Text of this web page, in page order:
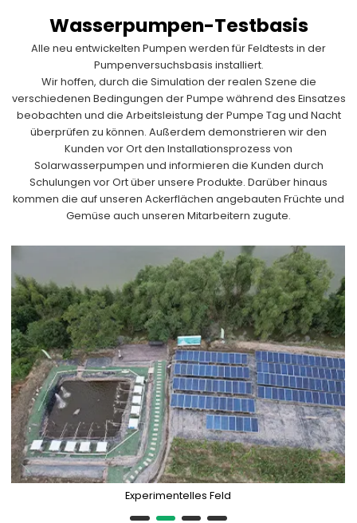
Wasserpumpen-Testbasis
Alle neu entwickelten Pumpen werden für Feldtests in der
Pumpenversuchsbasis installiert.
Wir hoffen, durch die Simulation der realen Szene die
verschiedenen Bedingungen der Pumpe während des Einsatzes
beobachten und die Arbeitsleistung der Pumpe Tag und Nacht
überprüfen zu können. Außerdem demonstrieren wir den
Kunden vor Ort den Installationsprozess von
Solarwasserpumpen und informieren die Kunden durch
Schulungen vor Ort über unsere Produkte. Darüber hinaus
kommen die auf unseren Ackerflächen angebauten Früchte und
Gemüse auch unseren Mitarbeitern zugute.
Experimentelles Feld